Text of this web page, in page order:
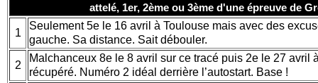
attelé, 1er, 2ème ou 3ème d'une épreuve de
1
Seulement 5e le 16 avril à Toulouse mais avec des
gauche. Sa distance. Sait débouler.
2
Malchanceux 8e le 8 avril sur ce tracé puis 2e le 27 avril
récupéré. Numéro 2 idéal derrière l’autostart. Base !